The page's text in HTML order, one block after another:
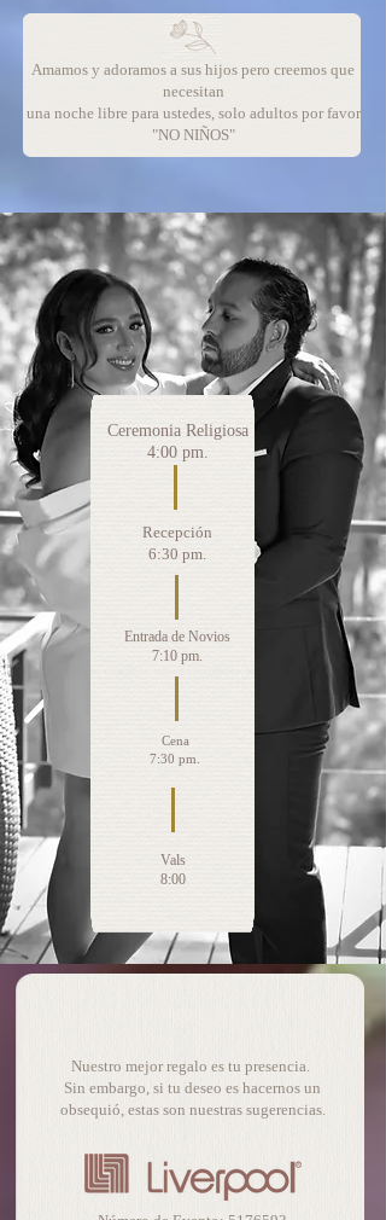
Amamos y adoramos a sus hijos pero creemos que
necesitan
una noche libre para ustedes, solo adultos por favor
"NO NIÑOS"
Ceremonia Religiosa
4:00 pm.
Recepción
6:30 pm.
Entrada de Novios
7:10 pm.
Cena
7:30 pm.
Vals
8:00
Nuestro mejor regalo es tu presencia.
Sin embargo, si tu deseo es hacernos un
obsequió, estas son nuestras sugerencias.